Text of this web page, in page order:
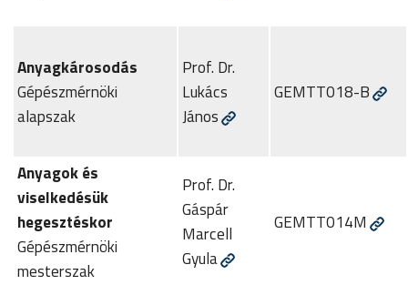
Anyagkárosodás
Gépészmérnöki
alapszak
Prof. Dr.
Lukács
János
GEMTT018-B
Anyagok és
viselkedésük
hegesztéskor
Gépészmérnöki
mesterszak
Prof. Dr.
Gáspár
Marcell
Gyula
GEMTT014M